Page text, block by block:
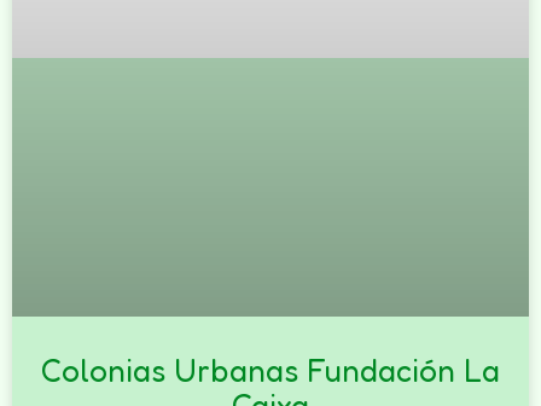
Colonias Urbanas Fundación La